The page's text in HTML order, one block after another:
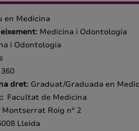
en Medicina
: Medicina i Odontologia
i Odontologia
360
dret: Graduat/Graduada en
Facultat de Medicina
Roig nº 2